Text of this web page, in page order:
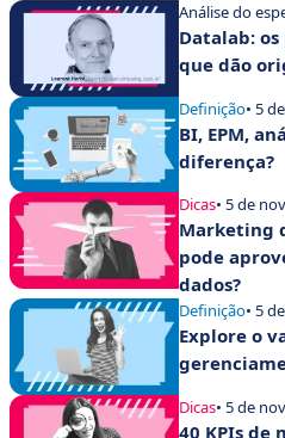
Análise do
Datalab:
que dão
Definição• 5
BI, EPM,
diferença?
Dicas• 5 de
Marketing
pode
dados?
Definição• 5
Explore o
Dicas• 5 de
40 KPIs de